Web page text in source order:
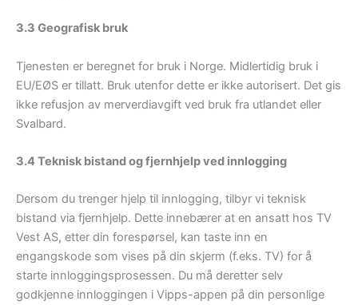
3.3 Geografisk bruk
Tjenesten er beregnet for bruk i Norge. Midlertidig bruk i
EU/EØS er tillatt. Bruk utenfor dette er ikke autorisert. Det gis
ikke refusjon av merverdiavgift ved bruk fra utlandet eller
Svalbard.
3.4 Teknisk bistand og fjernhjelp ved innlogging
Dersom du trenger hjelp til innlogging, tilbyr vi teknisk
bistand via fjernhjelp. Dette innebærer at en ansatt hos TV
Vest AS, etter din forespørsel, kan taste inn en
engangskode som vises på din skjerm (f.eks. TV) for å
starte innloggingsprosessen. Du må deretter selv
godkjenne innloggingen i Vipps-appen på din personlige